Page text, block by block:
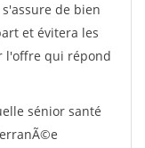
de bien
et évitera les
l'offre qui répond
sénior santé